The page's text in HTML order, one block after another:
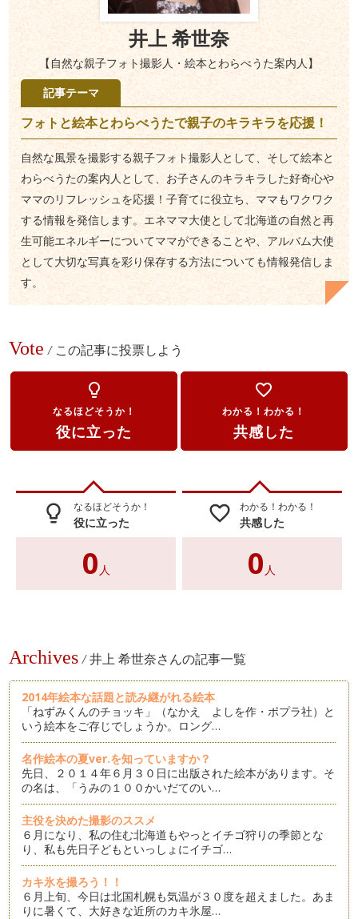
井上 希世奈
【自然な親子フォト撮影人・絵本とわらべうた案内人】
記事テーマ
フォトと絵本とわらべうたで親子のキラキラを応援！
自然な風景を撮影する親子フォト撮影人として、そして絵本と
わらべうたの案内人として、お子さんのキラキラした好奇心や
ママのリフレッシュを応援！子育てに役立ち、ママもワクワク
する情報を発信します。エネママ大使として北海道の自然と再
生可能エネルギーについてママができることや、アルバム大使
として大切な写真を彩り保存する方法についても情報発信しま
す。
Vote / この記事に投票しよう
lightbulb_outline
なるほどそうか！
役に立った
favorite_border
わかる！わかる！
共感した
lightbulb_outline なるほどそうか！
役に立った
0 人
favorite_border わかる！わかる！
共感した
0 人
Archives / 井上 希世奈さんの記事一覧
2014年絵本な話題と読み継がれる絵本
「ねずみくんのチョッキ」（なかえ よしを作・ポプラ社）と
いう絵本をご存じでしょうか。ロング…
名作絵本の夏ver.を知っていますか？
先日、２０１４年６月３０日に出版された絵本があります。そ
の名は、「うみの１００かいだてのい…
主役を決めた撮影のススメ
６月になり、私の住む北海道もやっとイチゴ狩りの季節とな
り、私も先日子どもといっしょにイチゴ…
カキ氷を撮ろう！！
６月上旬、今日は北国札幌も気温が３０度を超えました。あま
りに暑くて、大好きな近所のカキ氷屋…